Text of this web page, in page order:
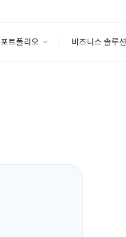
포트폴리오 비즈니스 솔루션